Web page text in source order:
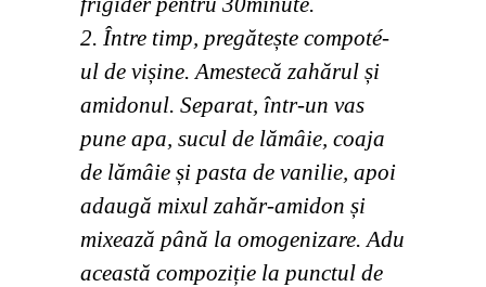
2. Între timp, pregătește compoté-
ul de vișine. Amestecă zahărul și
amidonul. Separat, într-un vas
pune apa, sucul de lămâie, coaja
de lămâie și pasta de vanilie, apoi
adaugă mixul zahăr-amidon și
mixează până la omogenizare. Adu
această compoziție la punctul de